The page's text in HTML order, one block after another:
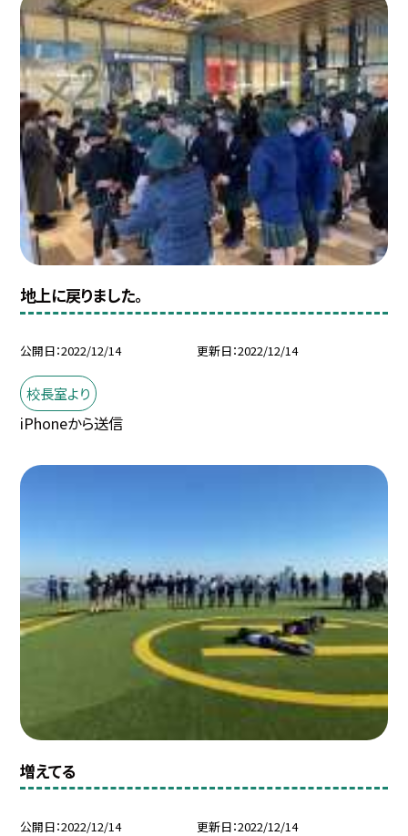
地上に戻りました。
公開日 2022/12/14 更新日 2022/12/14
校長室より
iPhoneから送信
増えてる
公開日 2022/12/14 更新日 2022/12/14